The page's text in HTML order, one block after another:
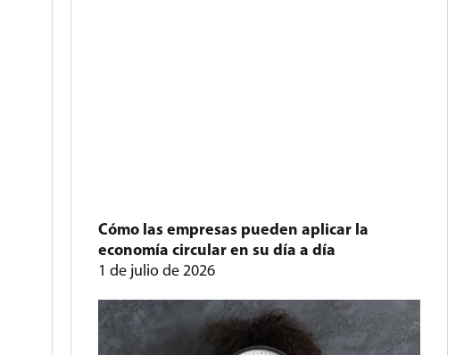
Cómo las empresas pueden aplicar la
economía circular en su día a día
1 de julio de 2026